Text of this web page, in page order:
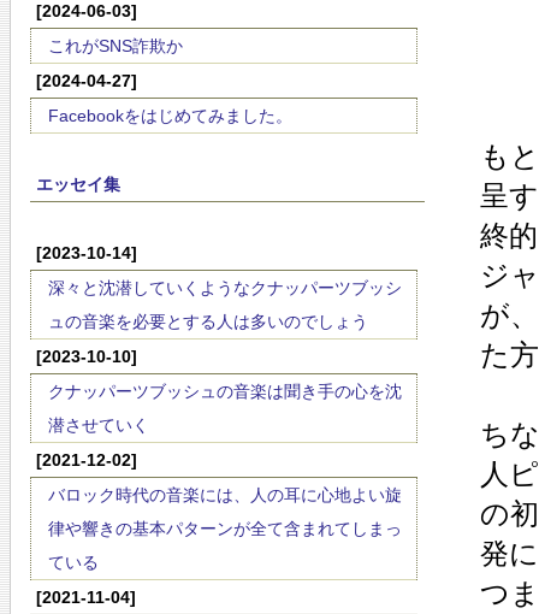
[2024-06-03]
これがSNS詐欺か
[2024-04-27]
Facebookをはじめてみました。
エッセイ集
[2023-10-14]
深々と沈潜していくようなクナッパーツブッシ
ュの音楽を必要とする人は多いのでしょう
[2023-10-10]
クナッパーツブッシュの音楽は聞き手の心を沈
潜させていく
[2021-12-02]
バロック時代の音楽には、人の耳に心地よい旋
律や響きの基本パターンが全て含まれてしまっ
ている
[2021-11-04]
も
呈
終
ジ
が
た
ち
人
の
発
つ